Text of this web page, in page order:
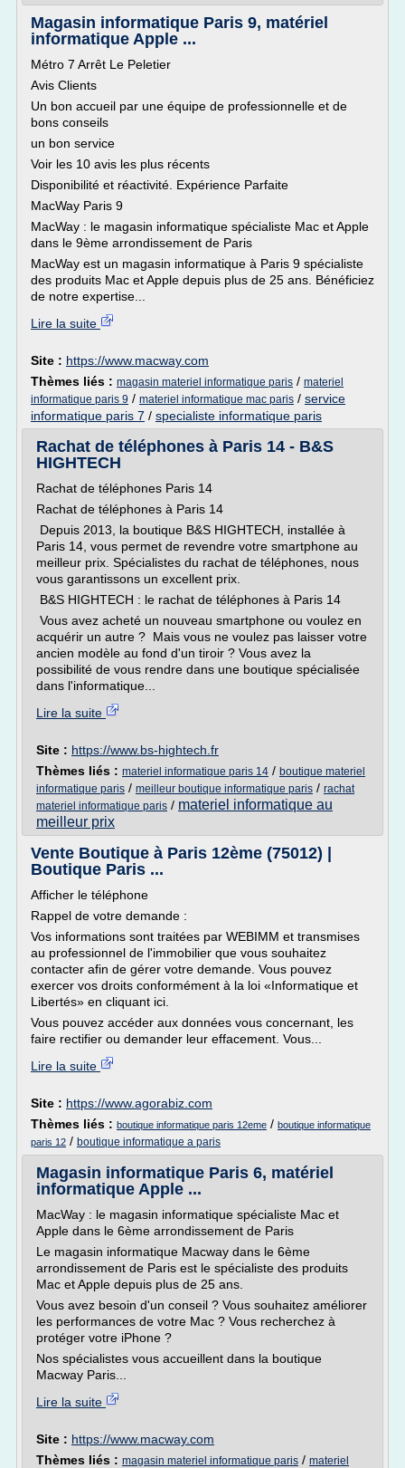
Magasin informatique Paris 9, matériel
informatique Apple ...
Métro 7 Arrêt Le Peletier
Avis Clients
Un bon accueil par une équipe de professionnelle et de
bons conseils
un bon service
Voir les 10 avis les plus récents
Disponibilité et réactivité. Expérience Parfaite
MacWay Paris 9
MacWay : le magasin informatique spécialiste Mac et Apple
dans le 9ème arrondissement de Paris
MacWay est un magasin informatique à Paris 9 spécialiste
des produits Mac et Apple depuis plus de 25 ans. Bénéficiez
de notre expertise...
Lire la suite
Site : https://www.macway.com
Thèmes liés : magasin materiel informatique paris / materiel
informatique paris 9 / materiel informatique mac paris / service
informatique paris 7 / specialiste informatique paris
Rachat de téléphones à Paris 14 - B&S
HIGHTECH
Rachat de téléphones Paris 14
Rachat de téléphones à Paris 14
Depuis 2013, la boutique B&S HIGHTECH, installée à
Paris 14, vous permet de revendre votre smartphone au
meilleur prix. Spécialistes du rachat de téléphones, nous
vous garantissons un excellent prix.
B&S HIGHTECH : le rachat de téléphones à Paris 14
Vous avez acheté un nouveau smartphone ou voulez en
acquérir un autre ? Mais vous ne voulez pas laisser votre
ancien modèle au fond d'un tiroir ? Vous avez la
possibilité de vous rendre dans une boutique spécialisée
dans l'informatique...
Lire la suite
Site : https://www.bs-hightech.fr
Thèmes liés : materiel informatique paris 14 / boutique materiel
informatique paris / meilleur boutique informatique paris / rachat
materiel informatique paris / materiel informatique au
meilleur prix
Vente Boutique à Paris 12ème (75012) |
Boutique Paris ...
Afficher le téléphone
Rappel de votre demande :
Vos informations sont traitées par WEBIMM et transmises
au professionnel de l'immobilier que vous souhaitez
contacter afin de gérer votre demande. Vous pouvez
exercer vos droits conformément à la loi «Informatique et
Libertés» en cliquant ici.
Vous pouvez accéder aux données vous concernant, les
faire rectifier ou demander leur effacement. Vous...
Lire la suite
Site : https://www.agorabiz.com
Thèmes liés : boutique informatique paris 12eme / boutique informatique
paris 12 / boutique informatique a paris
Magasin informatique Paris 6, matériel
informatique Apple ...
MacWay : le magasin informatique spécialiste Mac et
Apple dans le 6ème arrondissement de Paris
Le magasin informatique Macway dans le 6ème
arrondissement de Paris est le spécialiste des produits
Mac et Apple depuis plus de 25 ans.
Vous avez besoin d'un conseil ? Vous souhaitez améliorer
les performances de votre Mac ? Vous recherchez à
protéger votre iPhone ?
Nos spécialistes vous accueillent dans la boutique
Macway Paris...
Lire la suite
Site : https://www.macway.com
Thèmes liés : magasin materiel informatique paris / materiel